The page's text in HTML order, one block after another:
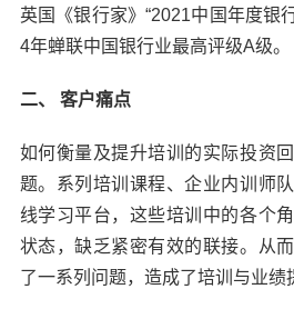
英国《银行家》“2021中国年度银
4年蝉联中国银行业最高评级A级。
二、 客户痛点
如何衡量及提升培训的实际投资
题。系列培训课程、企业内训师
线学习平台，这些培训中的各个
状态，缺乏紧密有效的联接。从
了一系列问题，造成了培训与业绩